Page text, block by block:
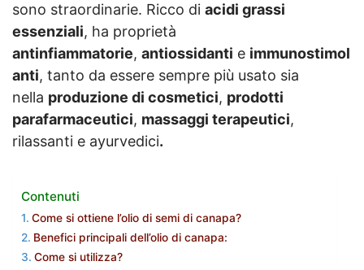
sono straordinarie. Ricco di acidi grassi
essenziali, ha proprietà
antinfiammatorie, antiossidanti e immunostimol
anti, tanto da essere sempre più usato sia
nella produzione di cosmetici, prodotti
parafarmaceutici, massaggi terapeutici,
rilassanti e ayurvedici.
Contenuti
Come si ottiene l’olio di semi di canapa?
Benefici principali dell’olio di canapa:
Come si utilizza?